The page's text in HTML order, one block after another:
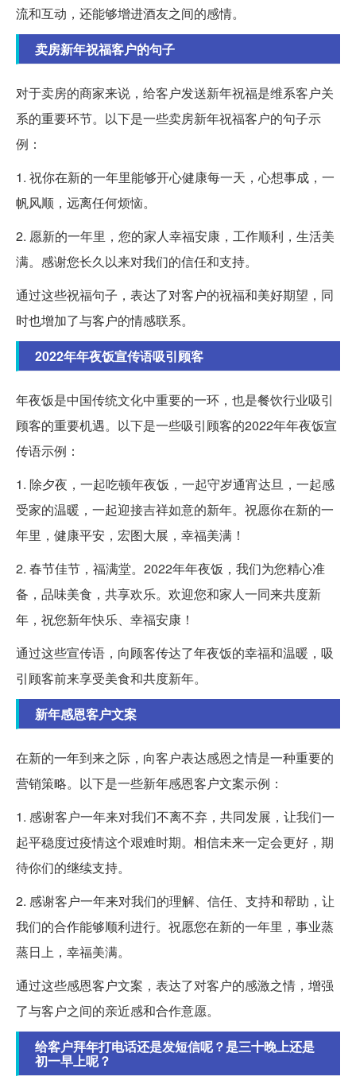
流和互动，还能够增进酒友之间的感情。
卖房新年祝福客户的句子
对于卖房的商家来说，给客户发送新年祝福是维系客户关
系的重要环节。以下是一些卖房新年祝福客户的句子示
例：
1. 祝你在新的一年里能够开心健康每一天，心想事成，一
帆风顺，远离任何烦恼。
2. 愿新的一年里，您的家人幸福安康，工作顺利，生活美
满。感谢您长久以来对我们的信任和支持。
通过这些祝福句子，表达了对客户的祝福和美好期望，同
时也增加了与客户的情感联系。
2022年年夜饭宣传语吸引顾客
年夜饭是中国传统文化中重要的一环，也是餐饮行业吸引
顾客的重要机遇。以下是一些吸引顾客的2022年年夜饭宣
传语示例：
1. 除夕夜，一起吃顿年夜饭，一起守岁通宵达旦，一起感
受家的温暖，一起迎接吉祥如意的新年。祝愿你在新的一
年里，健康平安，宏图大展，幸福美满！
2. 春节佳节，福满堂。2022年年夜饭，我们为您精心准
备，品味美食，共享欢乐。欢迎您和家人一同来共度新
年，祝您新年快乐、幸福安康！
通过这些宣传语，向顾客传达了年夜饭的幸福和温暖，吸
引顾客前来享受美食和共度新年。
新年感恩客户文案
在新的一年到来之际，向客户表达感恩之情是一种重要的
营销策略。以下是一些新年感恩客户文案示例：
1. 感谢客户一年来对我们不离不弃，共同发展，让我们一
起平稳度过疫情这个艰难时期。相信未来一定会更好，期
待你们的继续支持。
2. 感谢客户一年来对我们的理解、信任、支持和帮助，让
我们的合作能够顺利进行。祝愿您在新的一年里，事业蒸
蒸日上，幸福美满。
通过这些感恩客户文案，表达了对客户的感激之情，增强
了与客户之间的亲近感和合作意愿。
给客户拜年打电话还是发短信呢？是三十晚上还是
初一早上呢？